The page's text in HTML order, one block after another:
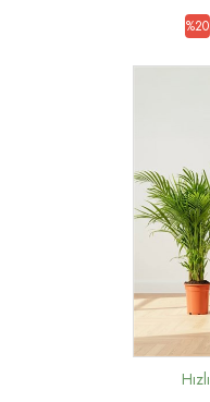
%20